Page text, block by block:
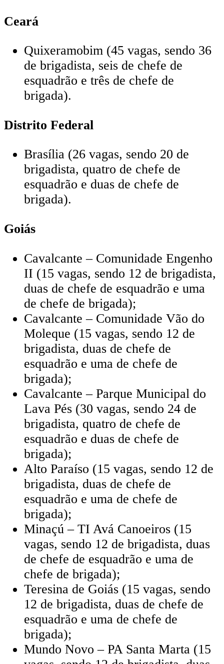
Ceará
Quixeramobim (45 vagas, sendo 36
de brigadista, seis de chefe de
esquadrão e três de chefe de
brigada).
Distrito Federal
Brasília (26 vagas, sendo 20 de
brigadista, quatro de chefe de
esquadrão e duas de chefe de
brigada).
Goiás
Cavalcante – Comunidade Engenho
II (15 vagas, sendo 12 de brigadista,
duas de chefe de esquadrão e uma
de chefe de brigada);
Cavalcante – Comunidade Vão do
Moleque (15 vagas, sendo 12 de
brigadista, duas de chefe de
esquadrão e uma de chefe de
brigada);
Cavalcante – Parque Municipal do
Lava Pés (30 vagas, sendo 24 de
brigadista, quatro de chefe de
esquadrão e duas de chefe de
brigada);
Alto Paraíso (15 vagas, sendo 12 de
brigadista, duas de chefe de
esquadrão e uma de chefe de
brigada);
Minaçú – TI Avá Canoeiros (15
vagas, sendo 12 de brigadista, duas
de chefe de esquadrão e uma de
chefe de brigada);
Teresina de Goiás (15 vagas, sendo
12 de brigadista, duas de chefe de
esquadrão e uma de chefe de
brigada);
Mundo Novo – PA Santa Marta (15